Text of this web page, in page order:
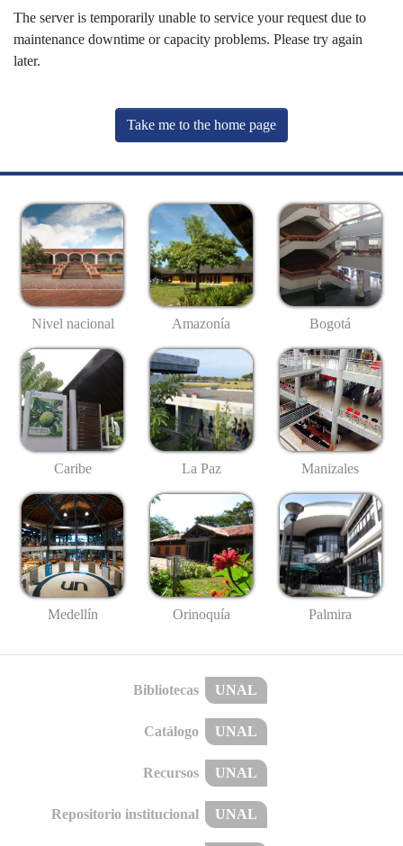
The server is temporarily unable to service your request due to
maintenance downtime or capacity problems. Please try again
later.
Take me to the home page
Nivel nacional Amazonía Bogotá
Caribe La Paz Manizales
Medellín Orinoquía Palmira
Bibliotecas UNAL
Catálogo UNAL
Recursos UNAL
Repositorio institucional UNAL